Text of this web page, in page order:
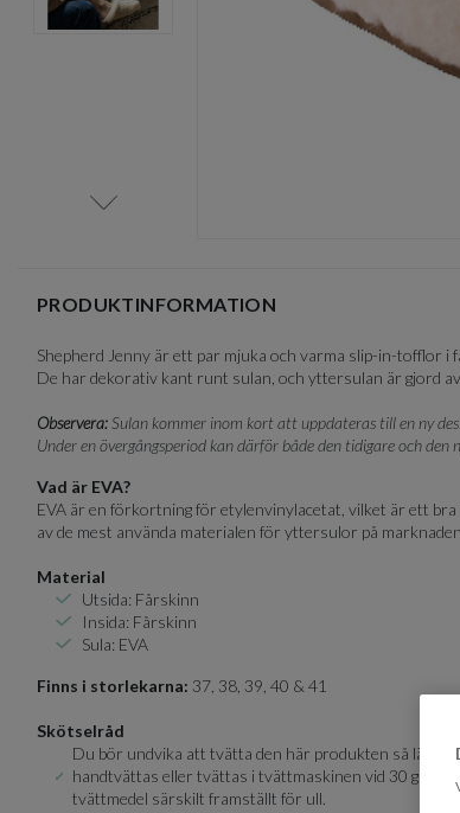
4
PRODUKTINFORMATION
Shepherd Jenny är ett par mjuka och varma slip-in-tofflor i
De har dekorativ kant runt sulan, och yttersulan är gjord av
Observera:Sulan kommer inom kort att uppdateras till en ny
Under en övergångsperiod kan därför både den tidigare och den
Vad är EVA?
EVA är en förkortning för etylenvinylacetat, vilket är ett
av de mest använda materialen för yttersulor på marknaden.
Material
Utsida: Fårskinn
Insida: Fårskinn
Sula: EVA
Finns i storlekarna: 37, 38, 39, 40 & 41
Skötselråd
Du bör undvika att tvätta den här produkten så länge
handtvättas eller tvättas i tvättmaskinen vid 30
tvättmedel särskilt framställt för ull.